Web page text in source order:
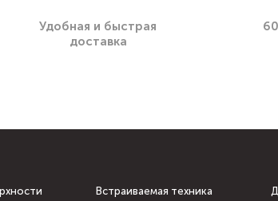
Удобная и быстрая
доставка
Встраиваемая техника